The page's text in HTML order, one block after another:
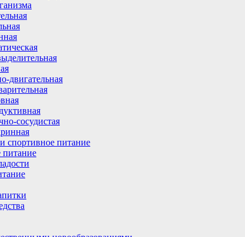
двигательная
сосудистая
спортивное питание
питание